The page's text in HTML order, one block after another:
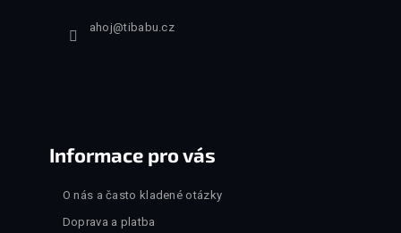
ahoj@tibabu.cz
Informace pro vás
O nás a často kladené otázky
Doprava a platba